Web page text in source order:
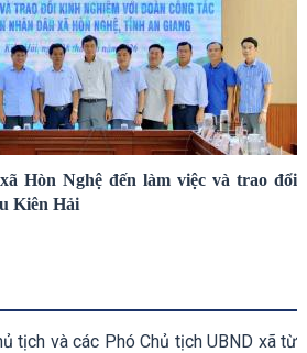
Hòn Nghệ đến làm việc và trao đổi
Kiên Hải
tịch và các Phó Chủ tịch UBND xã từ